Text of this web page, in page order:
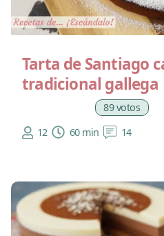
Tarta de Santiago
tradicional gallega
89 votos
12
60 min 14